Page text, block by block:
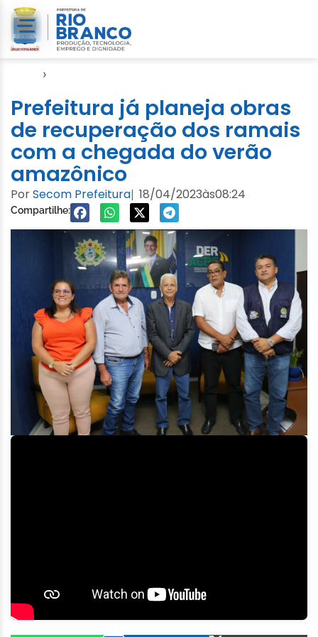
›
Prefeitura já planeja obras
de recuperação dos ramais
com a chegada do verão
amazônico
PorSecom Prefeitura| 18/04/2023às08:24
Compartilhe: